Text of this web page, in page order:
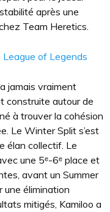
après une
Team Heretics.
of Legends
jamais vraiment
construite autour de
à trouver la cohésion
Le Winter Split s’est
élan collectif. Le
une 5ᵉ-6ᵉ place et
avant un Summer
une élimination
mitigés, Kamiloo a